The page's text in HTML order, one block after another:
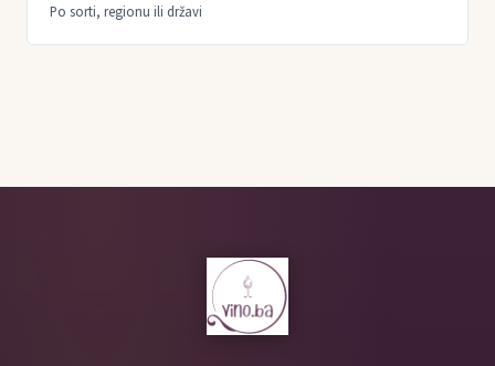
Po sorti, regionu ili državi